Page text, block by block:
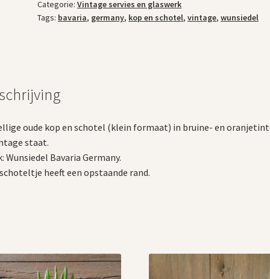
aantal
Categorie:Vintage servies en glaswerk
Tags: bavaria, germany, kop en schotel,vintage,wunsiedel
oude kop en schotel (klein formaat) in bruine- en
staat.
Wunsiedel Bavaria Germany.
heeft een opstaande rand.